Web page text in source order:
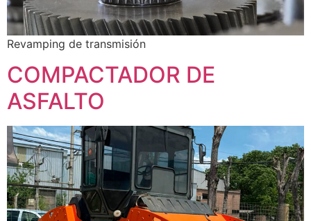
Revamping de transmisión
COMPACTADOR DE
ASFALTO